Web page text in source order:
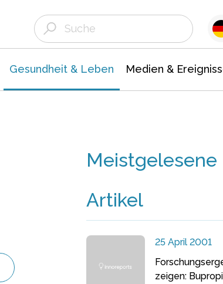
Gesundheit & Leben Medien &
Meistgelesene
Artikel
25 April 2001
zeigen: